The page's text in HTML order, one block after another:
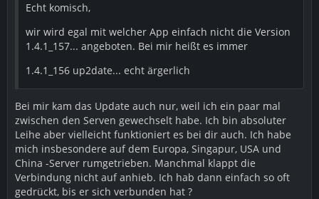
Echt komisch,
wir wird egal mit welcher App einfach nicht die Version
1.4.1_157... angeboten. Bei mir heißt es immer
1.4.1_156 up2date... echt ärgerlich
Bei mir kam das Update auch nur, weil ich ein paar mal
zwischen den Serven gewechselt habe. Ich bin absoluter
Leihe aber vielleicht funktioniert es bei dir auch. Ich habe
mich insbesondere auf dem Europa, Singapur, USA und
China -Server rumgetrieben. Manchmal klappt die
Verbindung nicht auf anhieb. Ich hab dann einfach so oft
gedrückt, bis er sich verbunden hat ?